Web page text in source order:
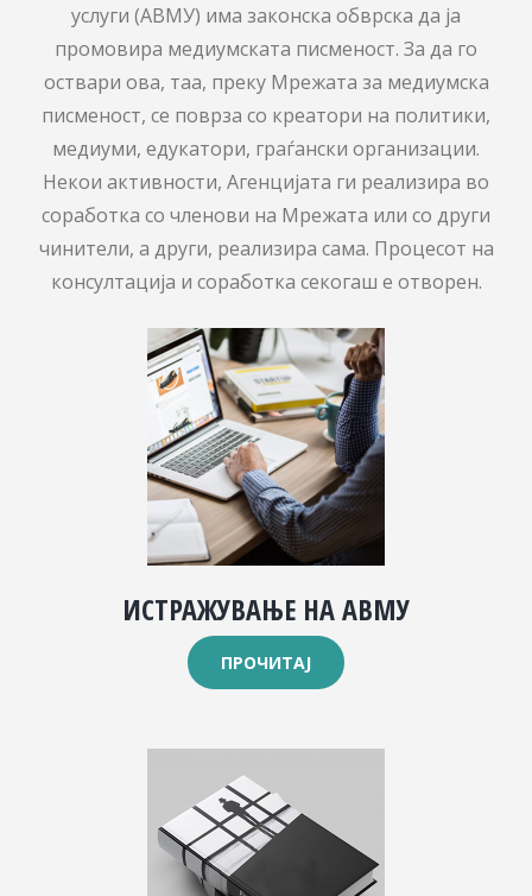
услуги (АВМУ) има законска обврска да ја
промовира медиумската писменост. За да го
оствари ова, таа, преку Мрежата за медиумска
писменост, се поврза со креатори на политики,
медиуми, едукатори, граѓански организации.
Некои активности, Агенцијата ги реализира во
соработка со членови на Мрежата или со други
чинители, а други, реализира сама. Процесот на
консултација и соработка секогаш е отворен.
ИСТРАЖУВАЊЕ НА АВМУ
ПРОЧИТАЈ